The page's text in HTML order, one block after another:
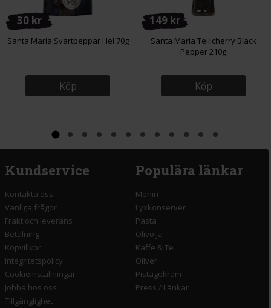
30 kr
Santa Maria Svartpeppar Hel 70g
Köp
149 kr
Santa Maria Tellicherry Black
Pepper 210g
Köp
Kundservice
Kontakta oss
Vanliga frågor
Frakt och leverans
Betalning
Köpvillkor
Integritetspolicy
Cookieinställningar
Jobba hos oss
Tillgänglighet
Populära länkar
Monin
Lyxkonserver
Pasta
Olivolja
Kaffe & Te
Oliver
Pistagekräm
Press / Länkar